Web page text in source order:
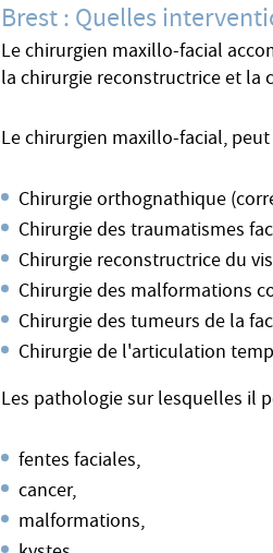
Brest : Quelles
Le chirurgien maxillo-facial
la chirurgie reconstructrice et la
Le chirurgien maxillo-facial,
Chirurgie orthognathique
Chirurgie des traumatismes
Chirurgie reconstructrice du
Chirurgie des malformations
Chirurgie des tumeurs de la
Chirurgie de l'articulation
Les pathologie sur lesquelles il
fentes faciales,
cancer,
malformations,